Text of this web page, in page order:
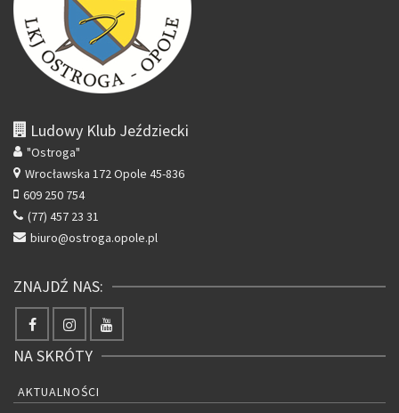
Ludowy Klub Jeździecki
"Ostroga"
Wrocławska 172Opole 45-836
609 250 754
(77) 457 23 31
biuro@ostroga.opole.pl
ZNAJDŹ NAS:
NA SKRÓTY
AKTUALNOŚCI